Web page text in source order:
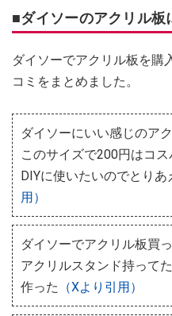
■ダイソーのアクリル板
ダイソーでアクリル板を購
コミをまとめました。
ダイソーにいい感じのア
このサイズで200円はコス
DIYに使いたいのでとりあ
用）
ダイソーでアクリル板買
アクリルスタンド持って
作った
（Xより引用）